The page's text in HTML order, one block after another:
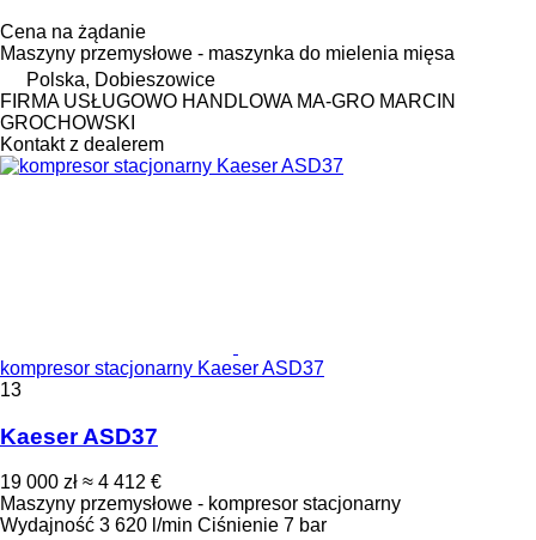
Cena na żądanie
Maszyny przemysłowe - maszynka do mielenia mięsa
Polska, Dobieszowice
FIRMA USŁUGOWO HANDLOWA MA-GRO MARCIN
GROCHOWSKI
Kontakt z dealerem
kompresor stacjonarny Kaeser ASD37
13
Kaeser ASD37
19 000 zł ≈ 4 412 €
Maszyny przemysłowe - kompresor stacjonarny
Wydajność 3 620 l/min Ciśnienie 7 bar